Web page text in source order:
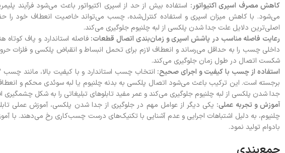
کاهش مصرف اسپری اکتیواتور: استفاده بیش از حد از اسپری اکتیواتور باعث می‌شود فرآیند
می‌شود. با کاهش میزان اسپری و استفاده کنترل‌شده، چسب می‌تواند خاصیت انعطاف خود را
اصلی‌ترین دلایل علت جدا شدن پلکسی از لبه چلنیوم جلوگیری می‌کند.
رعایت فاصله مناسب در پاشش اسپری و زمان‌بندی اتصال قطعات: فاصله استاندارد و پاف
داخلی چسب را به حداقل می‌رساند و انعطاف لازم برای تحمل انبساط و انقباض پلکسی و فلزات
شکست اتصال در طول زمان جلوگیری می‌کند.
استفاده از چسب با کیفیت و اجرای صحیح:
برجسته است. این ترکیب باعث می‌شود اتصال پلکسی به بدنه چلنیوم یا لبه سوئدی محکم و
جدا شدن پلکسی از لبه چلنیوم جلوگیری می‌کند و عمر مفید تابلوهای تبلیغاتی را به شکل
آموزش و تجربه عملی: یکی دیگر از عوامل مهم در جلوگیری از جدا شدن پلکسی، آموزش عملی
چلنیوم، به دلیل اشتباهات اجرایی و عدم آشنایی با تکنیک‌های درست چسب‌کاری رخ می‌دهند. با
بادوام تولید نمود.